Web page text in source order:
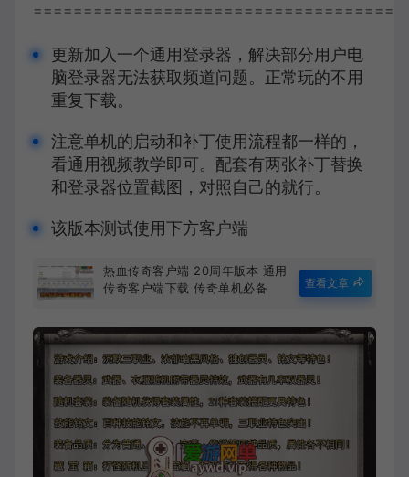
更新加入一个通用登录器，解决部分用户电
脑登录器无法获取频道问题。正常玩的不用
重复下载。
注意单机的启动和补丁使用流程都一样的，
看通用视频教学即可。配套有两张补丁替换
和登录器位置截图，对照自己的就行。
该版本测试使用下方客户端
热血传奇客户端 20周年版本 通用
传奇客户端下载 传奇单机必备
查看文章